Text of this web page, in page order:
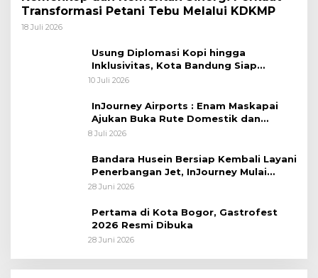
Transformasi Petani Tebu Melalui KDKMP
18 Juli 2026
Usung Diplomasi Kopi hingga
Inklusivitas, Kota Bandung Siap
Sambut 25 Duta Besar di Festival Asia
10 Juli 2026
InJourney Airports : Enam Maskapai
Ajukan Buka Rute Domestik dan
Internasional dari Bandara Husein
8 Juli 2026
Bandara Husein Bersiap Kembali Layani
Penerbangan Jet, InJourney Mulai
Tahap Optimalisasi
28 Juni 2026
Pertama di Kota Bogor, Gastrofest
2026 Resmi Dibuka
28 Juni 2026